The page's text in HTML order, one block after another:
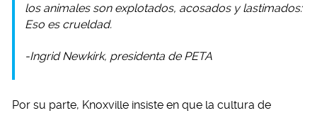
los animales son explotados, acosados y lastimados:
Eso es crueldad.
-Ingrid Newkirk, presidenta de PETA
Por su parte, Knoxville insiste en que la cultura de